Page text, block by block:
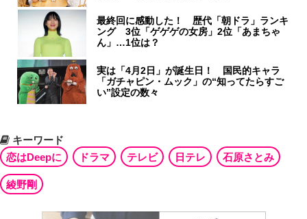
最終回に感動した！ 歴代「朝ドラ」ランキ
ング 3位「ゲゲゲの女房」2位「あまちゃ
ん」…1位は？
実は「4月2日」が誕生日！ 国民的キャラ
「ガチャピン・ムック」の“知ってたらすご
い”設定の数々
キーワード
恋はDeepに
ドラマ テレビ 日テレ 石原さとみ
綾野剛